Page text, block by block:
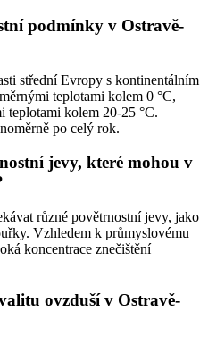
podmínky v Ostravě-
střední Evropy s kontinentálním
teplotami kolem 0 °C,
teplotami kolem 20-25 °C.
po celý rok.
jevy, které mohou v
různé povětrnostní jevy, jako
Vzhledem k průmyslovému
koncentrace znečištění
ovzduší v Ostravě-